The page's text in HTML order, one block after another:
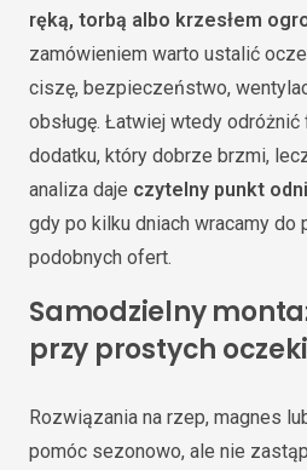
ręką, torbą albo krzesłem
zamówieniem warto ustalić
ciszę, bezpieczeństwo,
obsługę. Łatwiej wtedy
dodatku, który dobrze brzmi,
analiza daje czytelny punkt
gdy po kilku dniach wracamy do
podobnych ofert.
Samodzielny
przy prostych
Rozwiązania na rzep, magnes
pomóc sezonowo, ale nie